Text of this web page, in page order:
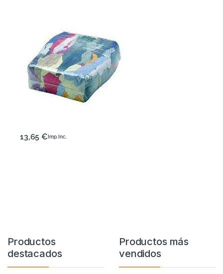
13,65€ Imp. Inc.
Productos
destacados
Productos más
vendidos